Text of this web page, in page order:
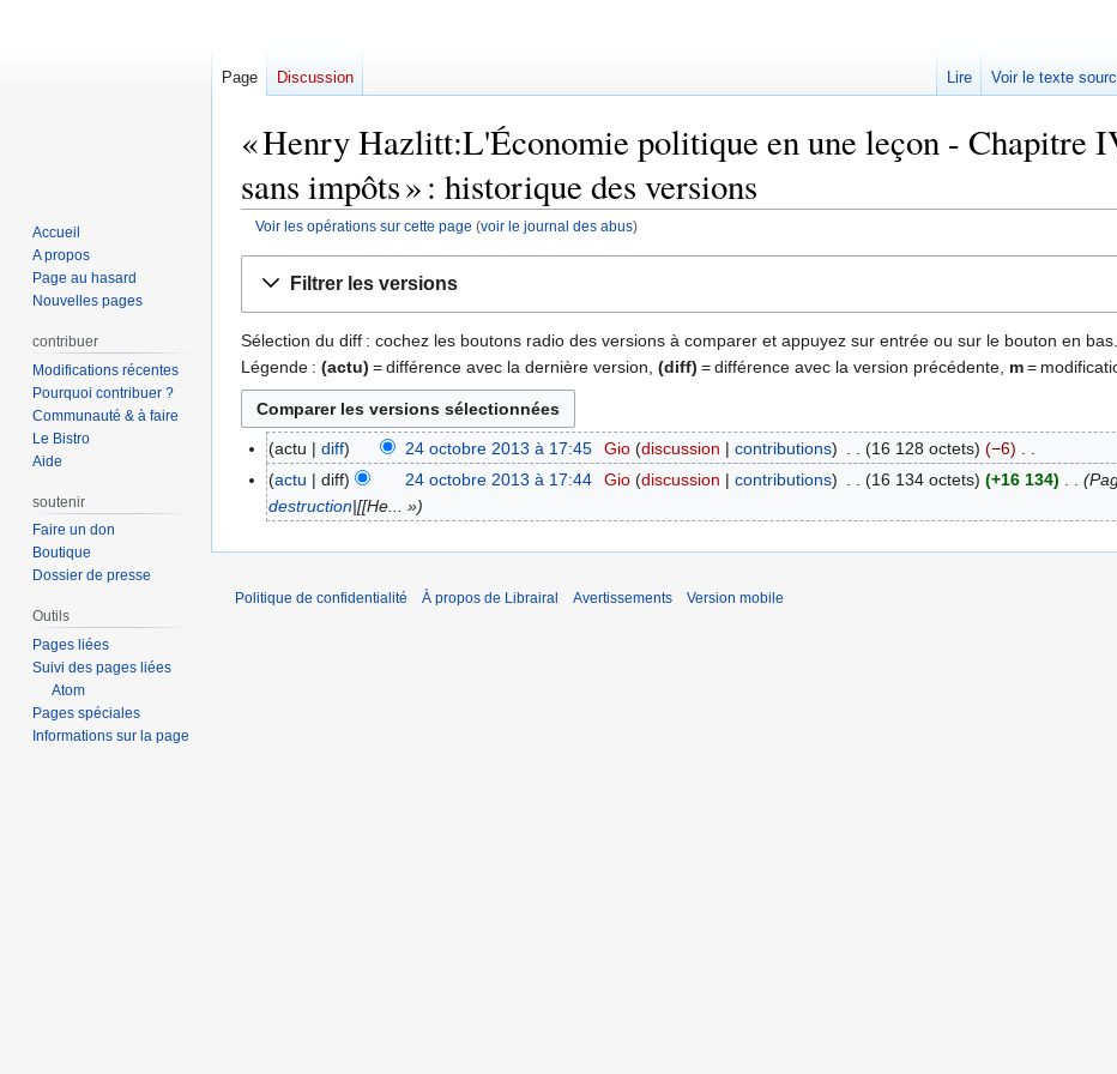
« Henry Hazlitt:L'Économie politique en une leçon - Chapitre
sans impôts » : historique des versions
Voir les opérations sur cette page (voir le journal des abus)
navigation
recherche
Filtrer les versions
Sélection du diff : cochez les boutons radio des versions à comparer et appuyez sur entrée ou sur le bouton en bas.
Légende : (actu) = différence avec la dernière version, (diff) = différence avec la version précédente, m=
24
octobre
2013
actu diff 24 octobre 2013 à 17:45 Gio discussion contributions 16 128 octets −6
A
u
c
u
r
actu diff 24 octobre 2013 à 17:44 Gio discussion contributions 16 134 octets +16 134
destruction|[[He... »
Page Discussion Lire Voir le texte
Accueil
A propos
Page au hasard
Nouvelles pages
contribuer
Modifications récentes
Pourquoi contribuer ?
Communauté & à faire
Le Bistro
Aide
soutenir
Faire un don
Boutique
Dossier de presse
Outils
Pages liées
Suivi des pages liées
Atom
Pages spéciales
Informations sur la page
Politique de confidentialité À propos de Librairal Avertissements Version mobile